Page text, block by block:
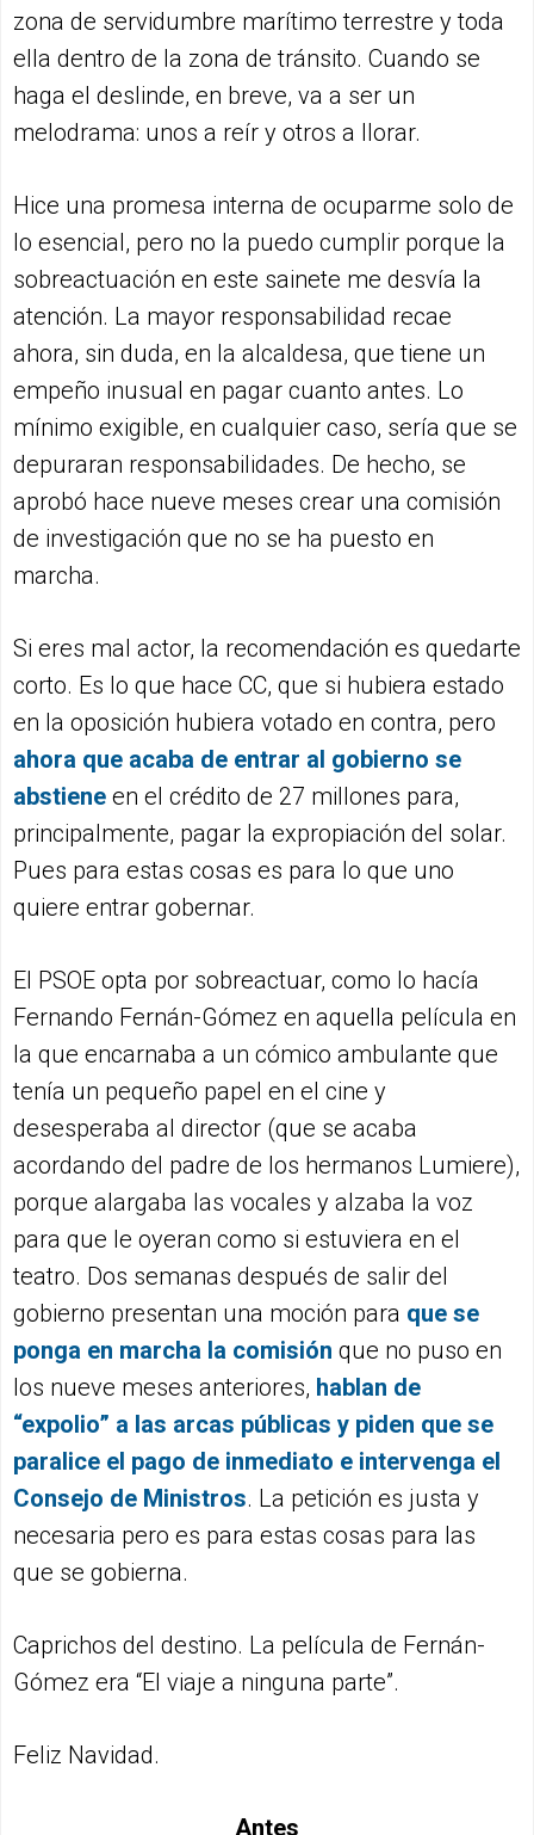
zona de servidumbre marítimo terrestre y toda
ella dentro de la zona de tránsito. Cuando se
haga el deslinde, en breve, va a ser un
melodrama: unos a reír y otros a llorar.
Hice una promesa interna de ocuparme solo de
lo esencial, pero no la puedo cumplir porque la
sobreactuación en este sainete me desvía la
atención. La mayor responsabilidad recae
ahora, sin duda, en la alcaldesa, que tiene un
empeño inusual en pagar cuanto antes. Lo
mínimo exigible, en cualquier caso, sería que se
depuraran responsabilidades. De hecho, se
aprobó hace nueve meses crear una comisión
de investigación que no se ha puesto en
marcha.
Si eres mal actor, la recomendación es quedarte
corto. Es lo que hace CC, que si hubiera estado
en la oposición hubiera votado en contra, pero
ahora que acaba de entrar al gobierno se
abstiene en el crédito de 27 millones para,
principalmente, pagar la expropiación del solar.
Pues para estas cosas es para lo que uno
quiere entrar gobernar.
El PSOE opta por sobreactuar, como lo hacía
Fernando Fernán-Gómez en aquella película en
la que encarnaba a un cómico ambulante que
tenía un pequeño papel en el cine y
desesperaba al director (que se acaba
acordando del padre de los hermanos Lumiere),
porque alargaba las vocales y alzaba la voz
para que le oyeran como si estuviera en el
teatro. Dos semanas después de salir del
gobierno presentan una moción para que se
ponga en marcha la comisión que no puso en
los nueve meses anteriores, hablan de
“expolio” a las arcas públicas y piden que se
paralice el pago de inmediato e intervenga el
Consejo de Ministros. La petición es justa y
necesaria pero es para estas cosas para las
que se gobierna.
Caprichos del destino. La película de Fernán-
Gómez era “El viaje a ninguna parte”.
Feliz Navidad.
Antes